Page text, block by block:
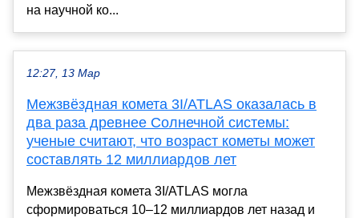
на научной ко...
12:27, 13 Мар
Межзвёздная комета 3I/ATLAS оказалась в
два раза древнее Солнечной системы:
ученые считают, что возраст кометы может
составлять 12 миллиардов лет
Межзвёздная комета 3I/ATLAS могла
сформироваться 10–12 миллиардов лет назад и